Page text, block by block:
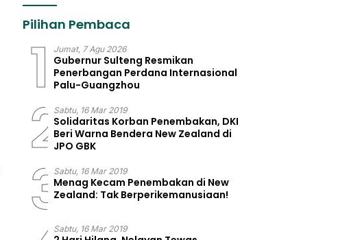
Pilihan Pembaca
1 Jumat, 7 Agu 2026
Gubernur Sulteng Resmikan
Penerbangan Perdana Internasional
Palu-Guangzhou
2Sabtu, 16 Mar 2019
Solidaritas Korban Penembakan, DKI
Beri Warna Bendera New Zealand di
JPO GBK
3Sabtu, 16 Mar 2019
Menag Kecam Penembakan di New
Zealand: Tak Berperikemanusiaan!
Sabtu, 16 Mar 2019